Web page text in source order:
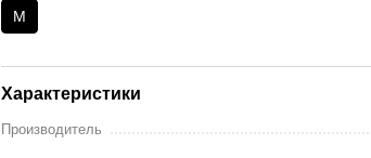
M
Характеристики
Производитель